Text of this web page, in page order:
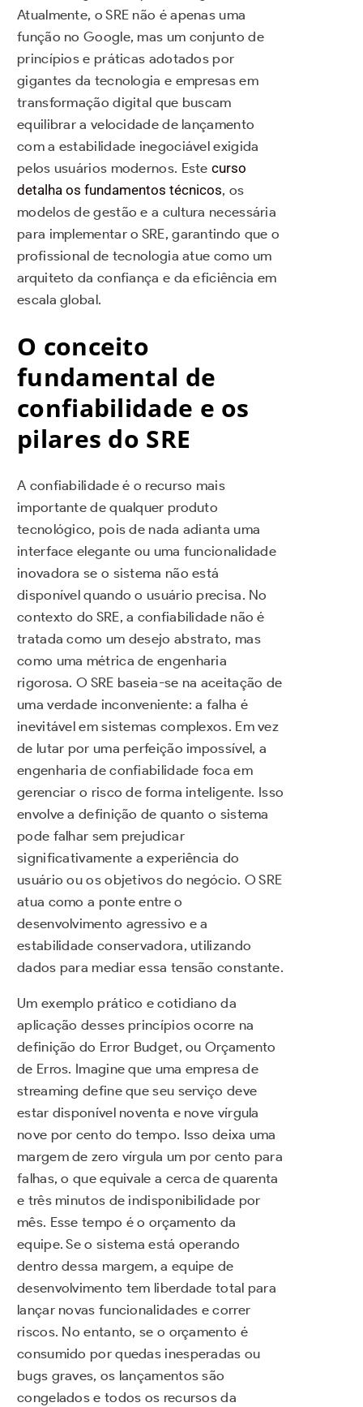
Atualmente, o SRE não é apenas uma
função no Google, mas um conjunto de
princípios e práticas adotados por
gigantes da tecnologia e empresas em
transformação digital que buscam
equilibrar a velocidade de lançamento
com a estabilidade inegociável exigida
pelos usuários modernos. Estecurso
detalha os fundamentos técnicos, os
modelos de gestão e a cultura necessária
para implementar o SRE, garantindo que o
profissional de tecnologia atue como um
arquiteto da confiança e da eficiência em
escala global.
O conceito
fundamental de
confiabilidade e os
pilares do SRE
A confiabilidade é o recurso mais
importante de qualquer produto
tecnológico, pois de nada adianta uma
interface elegante ou uma funcionalidade
inovadora se o sistema não está
disponível quando o usuário precisa. No
contexto do SRE, a confiabilidade não é
tratada como um desejo abstrato, mas
como uma métrica de engenharia
rigorosa. O SRE baseia-se na aceitação de
uma verdade inconveniente: a falha é
inevitável em sistemas complexos. Em vez
de lutar por uma perfeição impossível, a
engenharia de confiabilidade foca em
gerenciar o risco de forma inteligente. Isso
envolve a definição de quanto o sistema
pode falhar sem prejudicar
significativamente a experiência do
usuário ou os objetivos do negócio. O SRE
atua como a ponte entre o
desenvolvimento agressivo e a
estabilidade conservadora, utilizando
dados para mediar essa tensão constante.
Um exemplo prático e cotidiano da
aplicação desses princípios ocorre na
definição do Error Budget, ou Orçamento
de Erros. Imagine que uma empresa de
streaming define que seu serviço deve
estar disponível noventa e nove vírgula
nove por cento do tempo. Isso deixa uma
margem de zero vírgula um por cento para
falhas, o que equivale a cerca de quarenta
e três minutos de indisponibilidade por
mês. Esse tempo é o orçamento da
equipe. Se o sistema está operando
dentro dessa margem, a equipe de
desenvolvimento tem liberdade total para
lançar novas funcionalidades e correr
riscos. No entanto, se o orçamento é
consumido por quedas inesperadas ou
bugs graves, os lançamentos são
congelados e todos os recursos da